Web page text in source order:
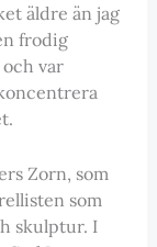
äldre än jag
frodig
var
Zorn, som
som
skulptur. I